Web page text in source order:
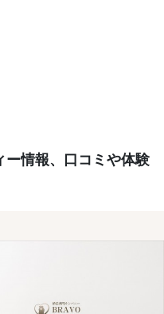
ー情報、口コミや体験